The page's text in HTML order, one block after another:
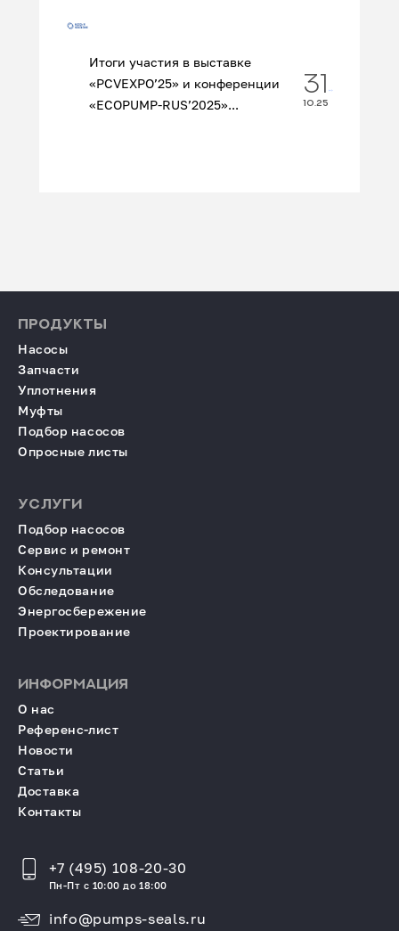
Итоги участия в выставке
«PCVEXPO’25» и конференции
«ECOPUMP‑RUS’2025»...
31
10.25
ПРОДУКТЫ
Насосы
Запчасти
Уплотнения
Муфты
Подбор насосов
Опросные листы
УСЛУГИ
Подбор насосов
Сервис и ремонт
Консультации
Обследование
Энергосбережение
Проектирование
ИНФОРМАЦИЯ
О нас
Референс-лист
Новости
Статьи
Доставка
Контакты
+7 (495) 108-20-30
Пн-Пт с 10:00 до 18:00
info@pumps-seals.ru